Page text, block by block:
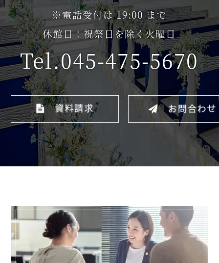
※電話受付は 19:00 まで
休館日：祝祭日を除く火曜日
Tel.045-475-5670